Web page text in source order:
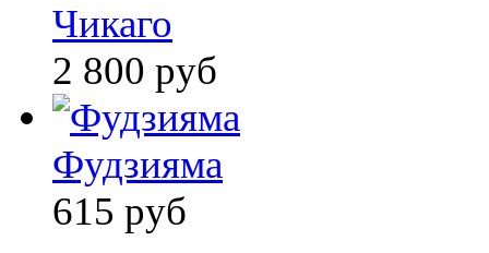
Чикаго
2 800 руб
Фудзияма
615 руб